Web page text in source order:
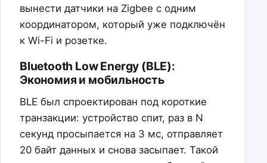
вынести датчики на Zigbee с одним
координатором, который уже подключён
к Wi-Fi и розетке.
Bluetooth Low Energy (BLE):
Экономия и мобильность
BLE был спроектирован под короткие
транзакции: устройство спит, раз в N
секунд просыпается на 3 мс, отправляет
20 байт данных и снова засыпает. Такой